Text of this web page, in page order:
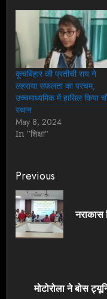
कूचबिहार की प्रतीची राय ने
लहराया सफलता का परचम,
उच्चमाध्यमिक में हासिल किया
स्थान
May 8, 2024
In "शिक्षा"
Continue
Reading
Previous
नराकास
Nextमोटोरोला ने बोस